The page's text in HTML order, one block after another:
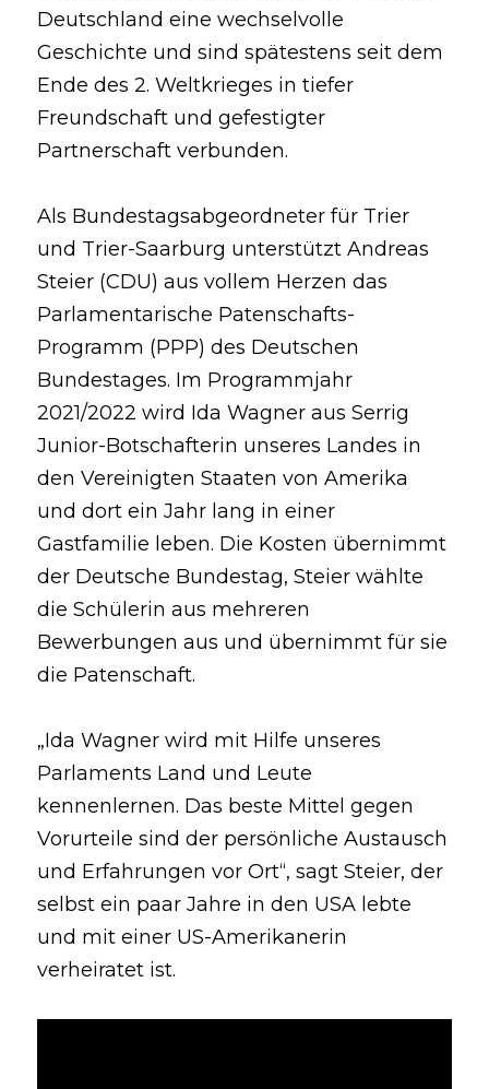
Deutschland eine wechselvolle
Geschichte und sind spätestens seit dem
Ende des 2. Weltkrieges in tiefer
Freundschaft und gefestigter
Partnerschaft verbunden.
Als Bundestagsabgeordneter für Trier
und Trier-Saarburg unterstützt Andreas
Steier (CDU) aus vollem Herzen das
Parlamentarische Patenschafts-
Programm (PPP) des Deutschen
Bundestages. Im Programmjahr
2021/2022 wird Ida Wagner aus Serrig
Junior-Botschafterin unseres Landes in
den Vereinigten Staaten von Amerika
und dort ein Jahr lang in einer
Gastfamilie leben. Die Kosten übernimmt
der Deutsche Bundestag, Steier wählte
die Schülerin aus mehreren
Bewerbungen aus und übernimmt für sie
die Patenschaft.
„Ida Wagner wird mit Hilfe unseres
Parlaments Land und Leute
kennenlernen. Das beste Mittel gegen
Vorurteile sind der persönliche Austausch
und Erfahrungen vor Ort“, sagt Steier, der
selbst ein paar Jahre in den USA lebte
und mit einer US-Amerikanerin
verheiratet ist.